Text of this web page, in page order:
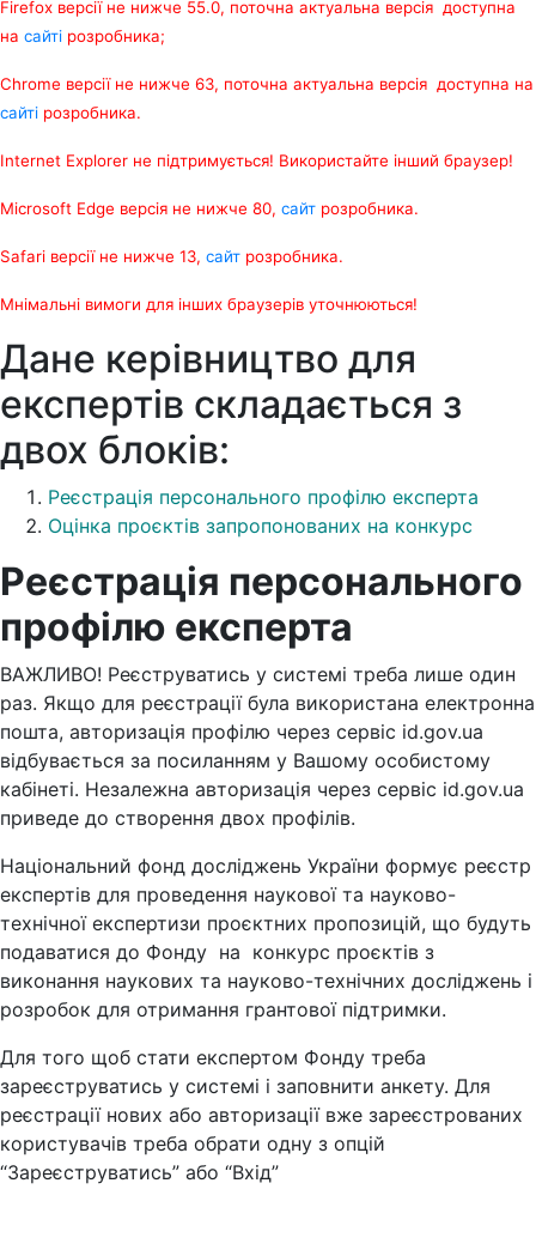
Firefox версії не нижче 55.0, поточна актуальна версія доступна
на сайті розробника;
Chrome версії не нижче 63, поточна актуальна версія доступна на
сайті розробника.
Internet Explorer не підтримується! Використайте інший браузер!
Microsoft Edge версія не нижче 80, сайт розробника.
Safari версії не нижче 13, сайт розробника.
Мнімальні вимоги для інших браузерів уточнюються!
Дане керівництво для
експертів складається з
двох блоків:
Реєстрація персонального профілю експерта
Оцінка проєктів запропонованих на конкурс
Реєстрація персонального
профілю експерта
ВАЖЛИВО! Реєструватись у системі треба лише один
раз. Якщо для реєстрації була використана електронна
пошта, авторизація профілю через сервіс id.gov.ua
відбувається за посиланням у Вашому особистому
кабінеті. Незалежна авторизація через сервіс id.gov.ua
приведе до створення двох профілів.
Національний фонд досліджень України формує реєстр
експертів для проведення наукової та науково-
технічної експертизи проєктних пропозицій, що будуть
подаватися до Фонду на конкурс проєктів з
виконання наукових та науково-технічних досліджень і
розробок для отримання грантової підтримки.
Для того щоб стати експертом Фонду треба
зареєструватись у системі і заповнити анкету. Для
реєстрації нових або авторизації вже зареєстрованих
користувачів треба обрати одну з опцій
“Зареєструватись” або “Вхід”